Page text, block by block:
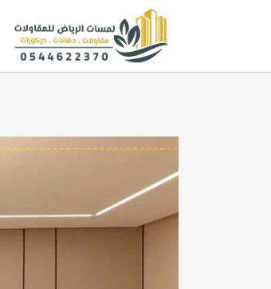
المحتوى